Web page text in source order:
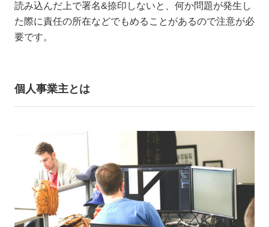
読み込んだ上で署名&捺印しないと、何か問題が発生し
た際に責任の所在などでもめることがあるので注意が必
要です。
個人事業主とは